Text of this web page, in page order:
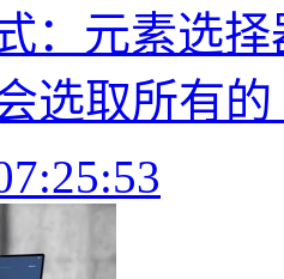
：元素选
选取所有